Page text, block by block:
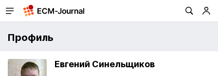
Профиль
Евгений Синельщиков